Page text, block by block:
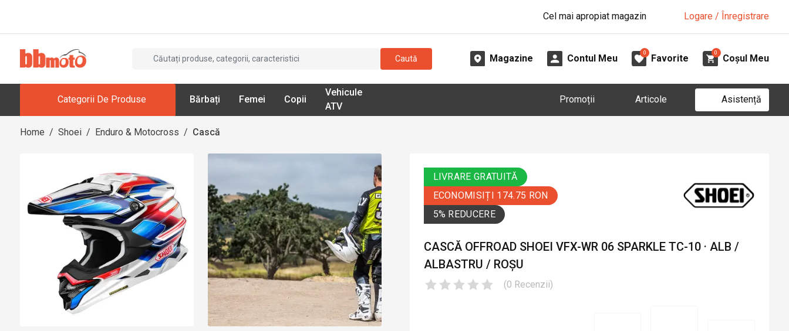
Cel mai apropiat magazin Logare / Înregistrare
Caută Magazine Contul Meu
0
Favorite
0
Coșul Meu
Categorii De Produse Bărbați Femei Copii
Vehicule
ATV
Promoții Articole Asistență
Home / Shoei / Enduro & Motocross / Cască
LIVRARE GRATUITĂ
ECONOMISIȚI 174.75 RON
5% REDUCERE
CASCĂ OFFROAD SHOEI VFX-WR 06 SPARKLE TC-10 · ALB /
ALBASTRU / ROȘU
(0 Recenzii)